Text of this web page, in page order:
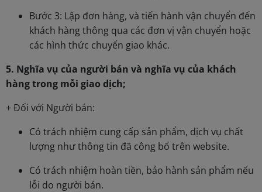
Bước 3: Lập đơn hàng, và tiến hành vận chuyển đến
khách hàng thông qua các đơn vị vận chuyển hoặc
các hình thức chuyển giao khác.
5. Nghĩa vụ của người bán và nghĩa vụ của khách
hàng trong mỗi giao dịch;
+ Đối với Người bán:
Có trách nhiệm cung cấp sản phẩm, dịch vụ chất
lượng như thông tin đã công bố trên website.
Có trách nhiệm hoàn tiền, bảo hành sản phẩm nếu
lỗi do người bán.